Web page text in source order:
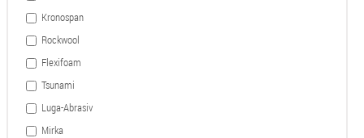
Kronospan
Rockwool
Flexifoam
Tsunami
Luga-Abrasiv
Mirka